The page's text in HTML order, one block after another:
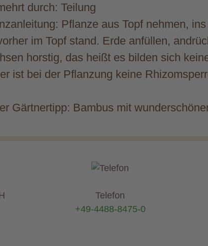
durch: Teilung
Pflanze aus Topf nehmen,
im Topf stand. Erde anfüllen,
horstig, das heißt es bilden sich
ist bei der Pflanzung keine
Gärtnertipp: Bambus mit
Telefon
+49-4488-8475-0